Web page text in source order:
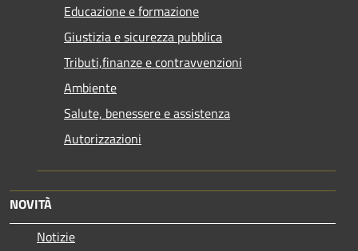
Educazione e formazione
Giustizia e sicurezza pubblica
Tributi,finanze e contravvenzioni
Ambiente
Salute, benessere e assistenza
Autorizzazioni
NOVITÀ
Notizie